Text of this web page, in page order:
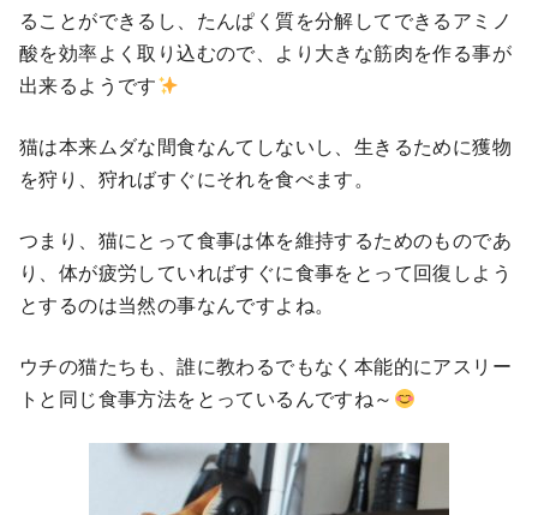
ることができるし、たんぱく質を分解してできるアミノ
酸を効率よく取り込むので、より大きな筋肉を作る事が
出来るようです
猫は本来ムダな間食なんてしないし、生きるために獲物
を狩り、狩ればすぐにそれを食べます。
つまり、猫にとって食事は体を維持するためのものであ
り、体が疲労していればすぐに食事をとって回復しよう
とするのは当然の事なんですよね。
ウチの猫たちも、誰に教わるでもなく本能的にアスリー
トと同じ食事方法をとっているんですね～